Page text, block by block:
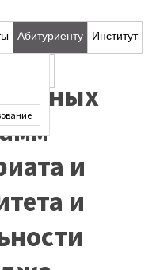
Абитуриенту Институт
и
и